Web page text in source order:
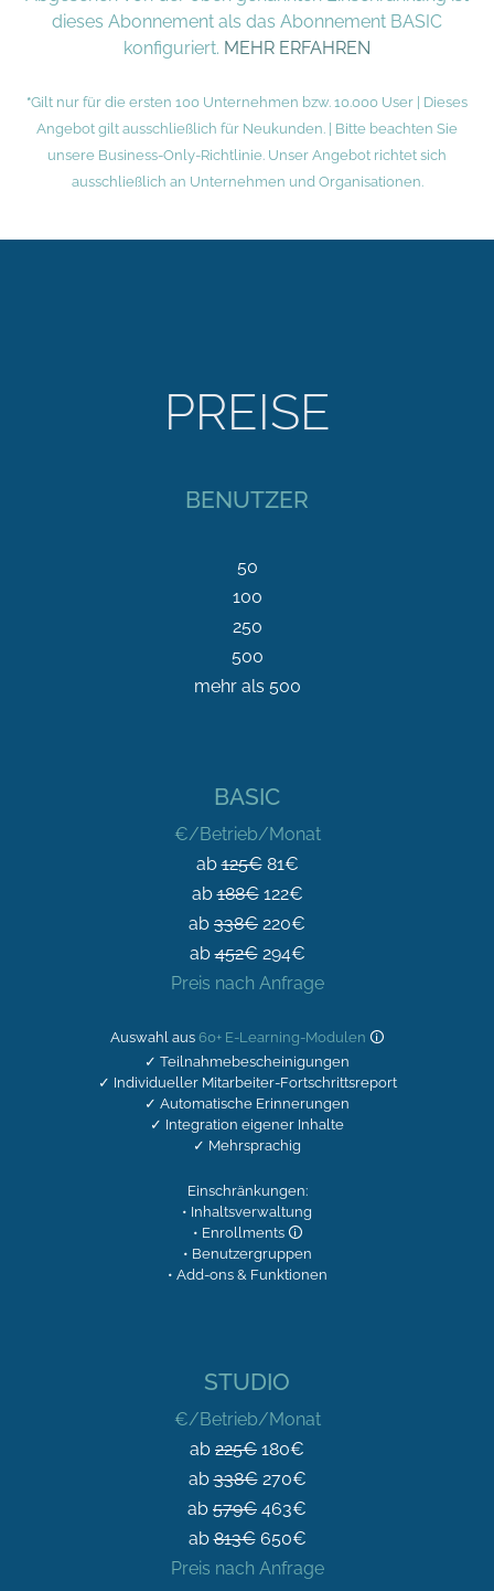
dieses Abonnement als das Abonnement BASIC
konfiguriert. MEHR ERFAHREN
*Gilt nur für die ersten 100 Unternehmen bzw. 10.000 User | Dieses
Angebot gilt ausschließlich für Neukunden. | Bitte beachten Sie
unsere Business-Only-Richtlinie. Unser Angebot richtet sich
ausschließlich an Unternehmen und Organisationen.
PREISE
BENUTZER
50
100
250
500
mehr als 500
BASIC
€/Betrieb/Monat
ab125€81€
ab188€122€
ab 338€ 220€
ab452€294€
Preis nach Anfrage
Auswahl aus 60+ E-Learning-Modulen 🛈
✓ Teilnahmebescheinigungen
✓ Individueller Mitarbeiter-Fortschrittsreport
✓ Automatische Erinnerungen
✓ Integration eigener Inhalte
✓ Mehrsprachig
Einschränkungen:
• Inhaltsverwaltung
• Enrollments 🛈
• Benutzergruppen
• Add-ons & Funktionen
STUDIO
€/Betrieb/Monat
ab 225€ 180€
ab338€270€
ab 579€ 463€
ab813€650€
Preis nach Anfrage